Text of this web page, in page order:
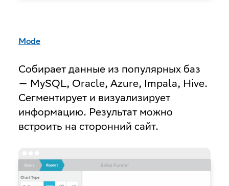
Mode
Собирает данные из популярных баз
— MySQL, Oracle, Azure, Impala, Hive.
Сегментирует и визуализирует
информацию. Результат можно
встроить на сторонний сайт.